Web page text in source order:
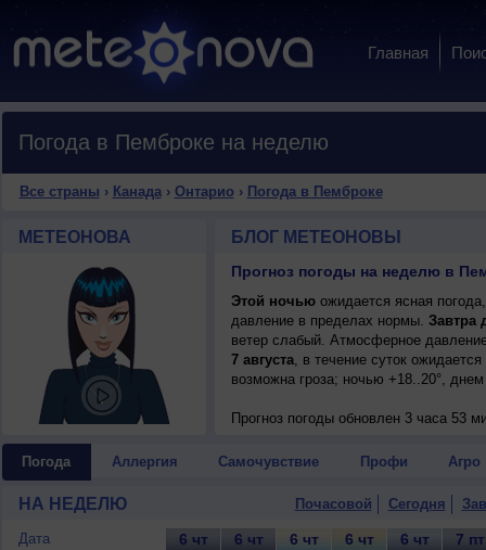
Главная
Погода в Пемброке на неделю
Все страны › Канада› Онтарио › Погода в Пемброке
МЕТЕОНОВА БЛОГ МЕТЕОНОВЫ
Прогноз погоды на неделю в
Этой ночьюожидается ясная
давление в пределах нормы. Завтра
ветер слабый. Атмосферное
7 августа, в течение суток
возможна гроза; ночью +18..20°,
Прогноз погоды обновлен 3 часа 53
Погода Аллергия Самочувствие Профи Агро
НА НЕДЕЛЮ Почасовой Сегодня
Дата
6 чт 6 чт 6 чт 6 чт 6 чт 7 пт